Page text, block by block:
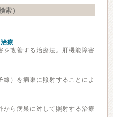
索）
療
を改善する治療法。肝機能障害
）を病巣に照射することによ
ら病巣に対して照射する治療